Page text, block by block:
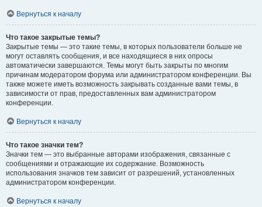
Вернуться к началу
Что такое закрытые темы?
Закрытые темы — это такие темы, в которых пользователи больше не
могут оставлять сообщения, и все находящиеся в них опросы
автоматически завершаются. Темы могут быть закрыты по многим
причинам модератором форума или администратором конференции. Вы
также можете иметь возможность закрывать созданные вами темы, в
зависимости от прав, предоставленных вам администратором
конференции.
Вернуться к началу
Что такое значки тем?
Значки тем — это выбранные авторами изображения, связанные с
сообщениями и отражающие их содержание. Возможность
использования значков тем зависит от разрешений, установленных
администратором конференции.
Вернуться к началу